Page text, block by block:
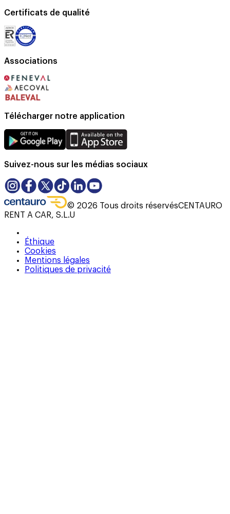
Certificats de qualité
Associations
Télécharger notre application
Suivez-nous sur les médias sociaux
© 2026 Tous droits réservésCENTAURO
RENT A CAR, S.L.U
Éthique
Cookies
Mentions légales
Politiques de privacité